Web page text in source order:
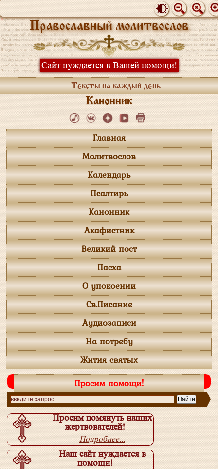
Православный молитвослов
Сайт нуждается в Вашей помощи!
Тексты на каждый день
Канонник
Главная
Молитвослов
Календарь
Псалтирь
Канонник
Акафистник
Великий пост
Пасха
О упокоении
Св.Писание
Аудиозаписи
На потребу
Жития святых
Просим помощи!
Просим помянуть наших
жертвователей!
Подробнее...
Наш сайт нуждается в
помощи!